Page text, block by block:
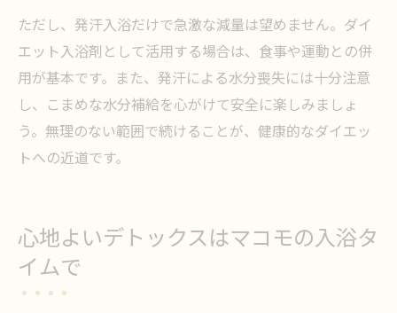
ただし、発汗入浴だけで急激な減量は望めません。ダイ
エット入浴剤として活用する場合は、食事や運動との併
用が基本です。また、発汗による水分喪失には十分注意
し、こまめな水分補給を心がけて安全に楽しみましょ
う。無理のない範囲で続けることが、健康的なダイエッ
トへの近道です。
心地よいデトックスはマコモの入浴タ
イムで